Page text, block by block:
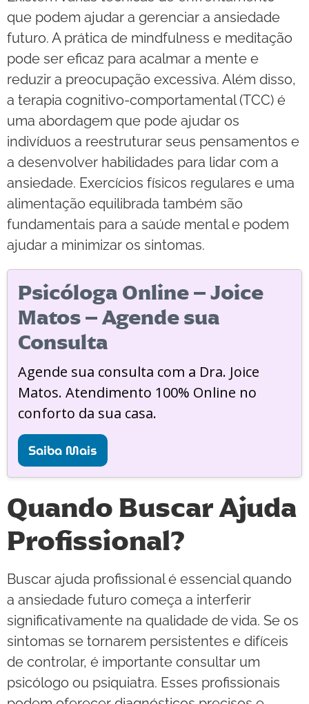
que podem ajudar a gerenciar a ansiedade
futuro. A prática de mindfulness e meditação
pode ser eficaz para acalmar a mente e
reduzir a preocupação excessiva. Além disso,
a terapia cognitivo-comportamental (TCC) é
uma abordagem que pode ajudar os
indivíduos a reestruturar seus pensamentos e
a desenvolver habilidades para lidar com a
ansiedade. Exercícios físicos regulares e uma
alimentação equilibrada também são
fundamentais para a saúde mental e podem
ajudar a minimizar os sintomas.
Psicóloga Online – Joice
Matos – Agende sua
Consulta
Agende sua consulta com a Dra. Joice
Matos. Atendimento 100% Online no
conforto da sua casa.
Saiba Mais
Quando Buscar Ajuda
Profissional?
Buscar ajuda profissional é essencial quando
a ansiedade futuro começa a interferir
significativamente na qualidade de vida. Se os
sintomas se tornarem persistentes e difíceis
de controlar, é importante consultar um
psicólogo ou psiquiatra. Esses profissionais